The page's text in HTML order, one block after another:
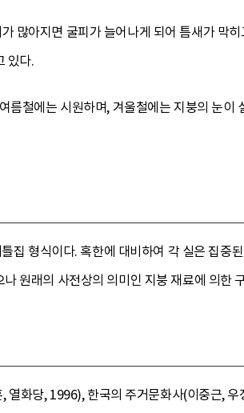
많아지면 굴피가 늘어나게 되어 틈새가 막
있다.
름철에는 시원하며, 겨울철에는 지붕의 눈이
집 형식이다. 혹한에 대비하여 각 실은 집중
원래의 사전상의 의미인 지붕 재료에 의한
열화당, 1996), 한국의 주거문화사(이중근,